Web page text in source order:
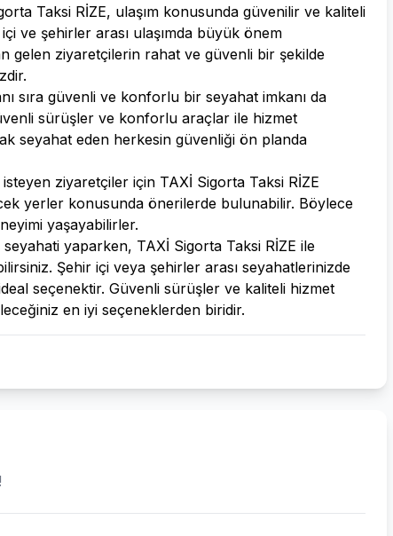
Taksi RİZE, ulaşım konusunda güvenilir ve kaliteli
ve şehirler arası ulaşımda büyük önem
gelen ziyaretçilerin rahat ve güvenli bir şekilde
sıra güvenli ve konforlu bir seyahat imkanı da
sürüşler ve konforlu araçlar ile hizmet
seyahat eden herkesin güvenliği ön planda
ziyaretçiler için TAXİ Sigorta Taksi RİZE
yerler konusunda önerilerde bulunabilir. Böylece
yaşayabilirler.
yaparken, TAXİ Sigorta Taksi RİZE ile
Şehir içi veya şehirler arası seyahatlerinizde
seçenektir. Güvenli sürüşler ve kaliteli hizmet
en iyi seçeneklerden biridir.